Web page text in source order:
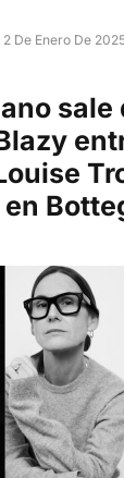
2 De Enero De
sale